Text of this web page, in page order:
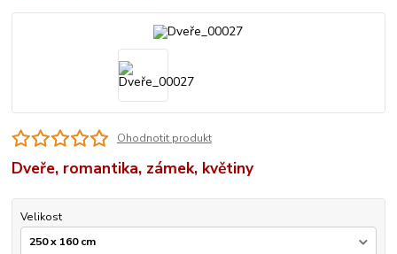
Ohodnotit produkt
Dveře, romantika, zámek, květiny
Velikost